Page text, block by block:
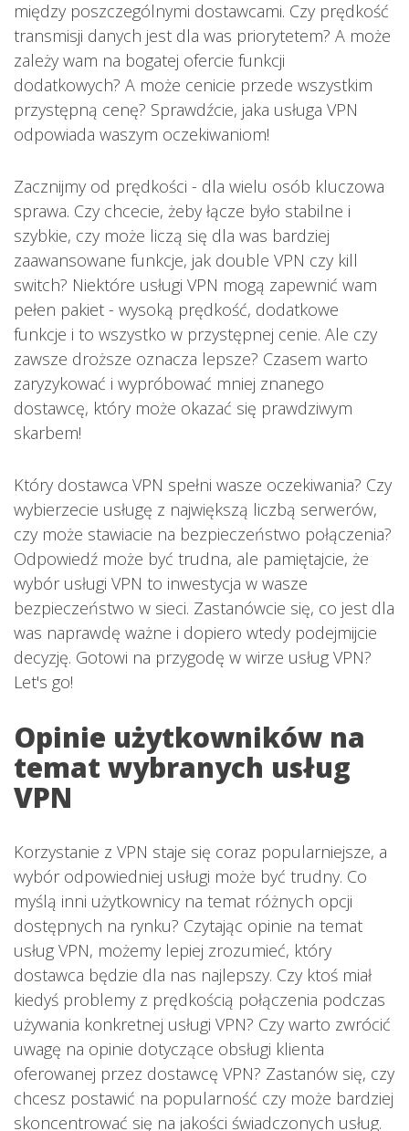
między poszczególnymi dostawcami. Czy prędkość
transmisji danych jest dla was priorytetem? A może
zależy wam na bogatej ofercie funkcji
dodatkowych? A może cenicie przede wszystkim
przystępną cenę? Sprawdźcie, jaka usługa VPN
odpowiada waszym oczekiwaniom!
Zacznijmy od prędkości - dla wielu osób kluczowa
sprawa. Czy chcecie, żeby łącze było stabilne i
szybkie, czy może liczą się dla was bardziej
zaawansowane funkcje, jak double VPN czy kill
switch? Niektóre usługi VPN mogą zapewnić wam
pełen pakiet - wysoką prędkość, dodatkowe
funkcje i to wszystko w przystępnej cenie. Ale czy
zawsze droższe oznacza lepsze? Czasem warto
zaryzykować i wypróbować mniej znanego
dostawcę, który może okazać się prawdziwym
skarbem!
Który dostawca VPN spełni wasze oczekiwania? Czy
wybierzecie usługę z największą liczbą serwerów,
czy może stawiacie na bezpieczeństwo połączenia?
Odpowiedź może być trudna, ale pamiętajcie, że
wybór usługi VPN to inwestycja w wasze
bezpieczeństwo w sieci. Zastanówcie się, co jest dla
was naprawdę ważne i dopiero wtedy podejmijcie
decyzję. Gotowi na przygodę w wirze usług VPN?
Let's go!
Opinie użytkowników na
temat wybranych usług
VPN
Korzystanie z VPN staje się coraz popularniejsze, a
wybór odpowiedniej usługi może być trudny. Co
myślą inni użytkownicy na temat różnych opcji
dostępnych na rynku? Czytając opinie na temat
usług VPN, możemy lepiej zrozumieć, który
dostawca będzie dla nas najlepszy. Czy ktoś miał
kiedyś problemy z prędkością połączenia podczas
używania konkretnej usługi VPN? Czy warto zwrócić
uwagę na opinie dotyczące obsługi klienta
oferowanej przez dostawcę VPN? Zastanów się, czy
chcesz postawić na popularność czy może bardziej
skoncentrować się na jakości świadczonych usług.